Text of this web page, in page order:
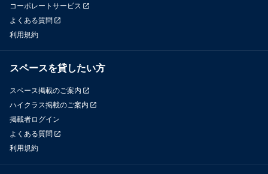
コーポレートサービス
よくある質問
利用規約
スペースを貸したい方
スペース掲載のご案内
ハイクラス掲載のご案内
掲載者ログイン
よくある質問
利用規約